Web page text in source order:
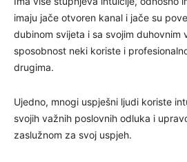
imaju jače otvoren kanal i jače su
dubinom svijeta i sa svojim duhovnim
sposobnost neki koriste i
drugima.
Ujedno, mnogi uspješni ljudi koriste
svojih važnih poslovnih odluka i
zaslužnom za svoj uspjeh.